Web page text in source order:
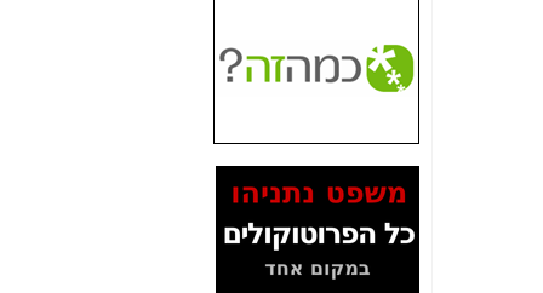
האם ביבי וקרא קבלו
בכלל תמורה עבור
ההטבות הרגולטוריות
המסמכים בנושא בזק-
Yes (תיק 4000)
מוכיחים "תפירת תיק"
לאיש הלא נכון! -כאן
עובדות ומסמכים